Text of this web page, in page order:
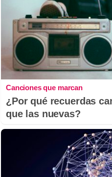
Canciones que marcan
¿Por qué recuerdas
que las nuevas?